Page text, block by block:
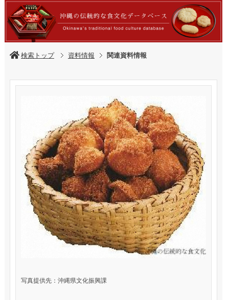
検索トップ 資料情報 関連資料情報
写真提供先：沖縄県文化振興課